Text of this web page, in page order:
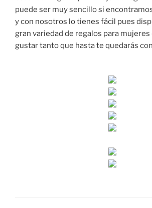
puede ser muy sencillo si
y con nosotros lo tienes fácil pues
gran variedad de regalos para mujeres
gustar tanto que hasta te quedarás